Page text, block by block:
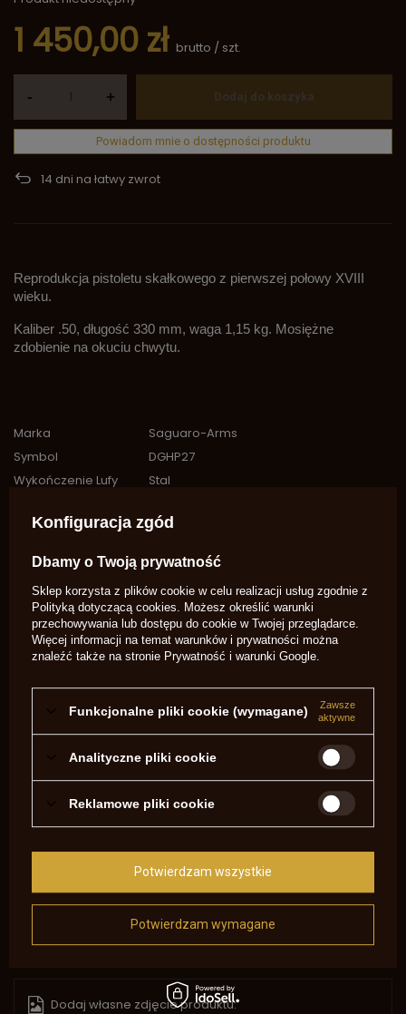
1 450,00 zł brutto / szt.
- + Dodaj do koszyka
Powiadom mnie o dostępności produktu
14 dni na łatwy zwrot
Reprodukcja pistoletu skałkowego z pierwszej połowy XVIII
wieku.
Kaliber .50, długość 330 mm, waga 1,15 kg. Mosiężne
zdobienie na okuciu chwytu.
Marka
Saguaro-Arms
Symbol
DGHP27
Wykończenie Lufy
Stal
Przyrządy
stałe
Przyśpiesznik
Nie
Lufa
Gładka
Kaliber Więcej
.50
Typ zapłonu
Zamek skałkowy
Potrzebujesz pomocy? Masz pytania?
Zadaj pytanie a my odpowiemy
niezwłocznie, najciekawsze pytania i
odpowiedzi publikując dla innych.
Zadaj pytanie
Twoja ocena:
5/5
Treść twojej opinii
Dodaj własne zdjęcie produktu:
Konfiguracja zgód
Dbamy o Twoją prywatność
Sklep korzysta z plików cookie w celu realizacji usług zgodnie z
Polityką dotyczącą cookies . Możesz określić warunki
przechowywania lub dostępu do cookie w Twojej przeglądarce.
Więcej informacji na temat warunków i prywatności można
znaleźć także na stronie Prywatność i warunki Google
Funkcjonalne pliki cookie (wymagane)
Zawsze
aktywne
Analityczne pliki cookie
Reklamowe pliki cookie
Potwierdzam wymagane
Potwierdzam wszystkie